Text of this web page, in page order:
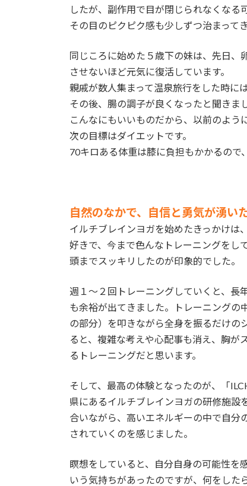
したが、副作用で目が閉じられなくなる
その目のピクピク感も少しずつ治まってき
同じころに始めた５歳下の妹は、先日、
させないほど元気に復活しています。
親戚が数人集まって温泉旅行をした時に
その後、腸の調子が良くなったと聞きま
こんなにもいいものだから、以前のよう
次の目標はダイエットです。
70キロある体重は膝に負担もかかるので
自然のなかで、自信と勇気が湧い
イルチブレインヨガを始めたきっかけは
好きで、今まで色んなトレーニングをし
頭までスッキリしたのが印象的でした。
週１～２回トレーニングしていくと、長
も余裕が出てきました。トレーニングの
の部分）を叩きながら全身を振るだけの
ると、複雑な考えや心配事も消え、胸が
るトレーニングだと思います。
そして、最高の体験となったのが、「
県にあるイルチブレインヨガの研修施設
合いながら、高いエネルギーの中で自分
されていくのを感じました。
瞑想をしていると、自分自身の可能性を
いう気持ちがあったのですが、何をした